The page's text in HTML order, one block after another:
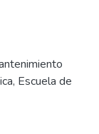
Escuela de